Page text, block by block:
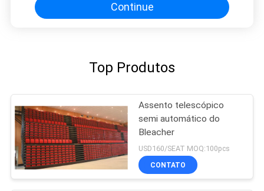
Continue
Top Produtos
Assento telescópico
semi automático do
Bleacher
USD160/SEAT MOQ:100pcs
CONTATO